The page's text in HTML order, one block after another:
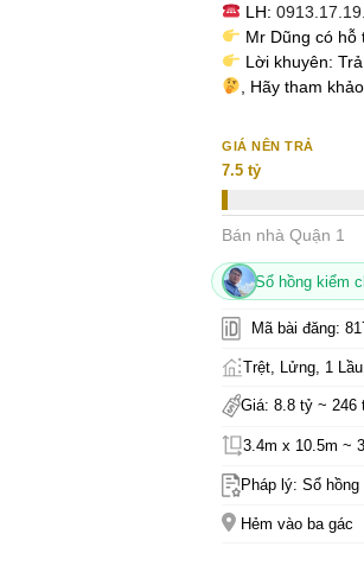
LH:
Mr Dũng có hỗ
Lời khuyên:
, Hãy tham
GIÁ NÊN TRẢ
7.5 tỷ
Bán nhà Quận 1
Sổ hồng kiểm
Mã bài đăng:
Trệt, Lửng, 1
Giá: 8.8 tỷ ~ 246
3.4m x 10.5m ~
Pháp lý: Sổ hồng
Hẻm vào ba gác